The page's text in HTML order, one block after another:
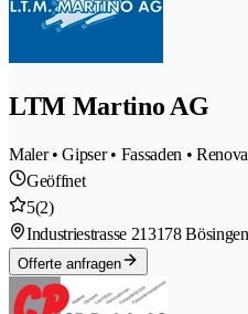
LTM Martino AG
Maler • Gipser • Fassaden •
Geöffnet
5(2)
Industriestrasse 213178 Bösingen
Offerte anfragen